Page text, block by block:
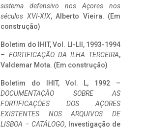
sistema defensivo nos Açores nos
séculos XVI-XIX, Alberto Vieira. (Em
construção)
Boletim do IHIT, Vol. LI-LII, 1993-1994
– FORTIFICAÇÃO DA ILHA TERCEIRA,
Valdemar Mota. (Em construção)
Boletim do IHIT, Vol. L, 1992 –
DOCUMENTAÇÃO SOBRE AS
FORTIFICAÇÕES DOS AÇORES
EXISTENTES NOS ARQUIVOS DE
LISBOA – CATÁLOGO, Investigação de